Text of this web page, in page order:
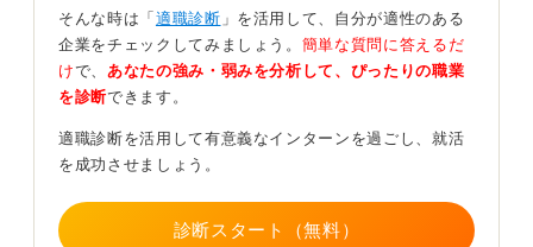
長期インターンは3か月～半年以上の継続が一般的であ
り、途中で辞めてしまうと経験の深さや信頼性が薄れて
しまいます。学業やサークル、アルバイトとの両立を意
識し、無理のない範囲で継続できるスケジュールを組む
ことが重要です。
そのため、最初から週何日、何時間までなら取り組める
のかを明確にし、募集先の企業へは希望シフトを正直に
伝えましょう。
そんな時は「 適職診断 」を活用して、自分が適性のある
企業をチェックしてみましょう。 簡単な質問に答えるだ
けで、 あなたの強み・弱みを分析して、ぴったりの職業
を診断できます。
適職診断を活用して有意義なインターンを過ごし、就活
を成功させましょう。
診断スタート（無料）